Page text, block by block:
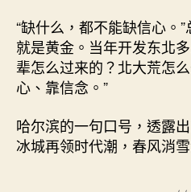
“缺什么，都不能缺信心。
就是黄金。当年开发东北
辈怎么过来的？北大荒怎
心、靠信念。”
哈尔滨的一句口号，透露
冰城再领时代潮，春风消